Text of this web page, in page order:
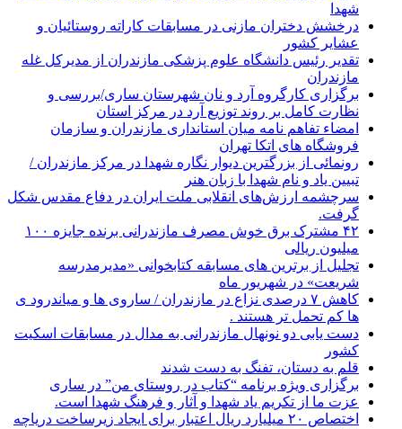
شهدا
درخشش دختران مازنی در مسابقات کاراته روستائیان و
عشایر کشور
تقدیر رئیس دانشگاه علوم پزشکی مازندران از مدیرکل غله
مازندران
برگزاری کارگروه آرد و نان شهرستان ساری/بررسی و
نظارت کامل بر روند توزیع آرد در مرکز استان
امضاء تفاهم نامه میان استانداری مازندران و سازمان
فروشگاه های اتکا تهران
رونمائی از بزرگترین دیوار نگاره شهدا در مرکز مازندران /
تبیین یاد و نام شهدا با زبان هنر
سرچشمه ارزش‌های انقلابی ملت ایران در دفاع مقدس شکل
گرفت.
۴۲ مشترک برق خوش مصرف مازندرانی برنده جایزه ۱۰۰
میلیون ریالی
تجلیل از برترین های مسابقه کتابخوانی «مدیرمدرسه
شریعت» در شهریور ماه
کاهش ۷ درصدی نزاع در مازندران / ساروی ها و میاندرود ی
ها کم تحمل تر هستند‌ .
دست یابی دو نونهال مازندرانی به مدال در مسابقات اسکیت
کشور
قلم به دستان، تفنگ به دست شدند
برگزاری ویژه برنامه “کتاب در روستای من” در ساری
عزت ما از تکریم یاد شهدا و آثار و فرهنگ شهدا است.
اختصاص ۲۰ میلیارد ریال اعتبار برای ایجاد زیرساخت دریاچه